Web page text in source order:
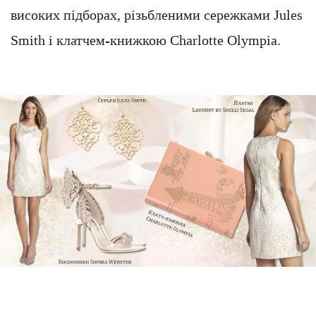
високих підборах, різьбленими сережками Jules
Smith і клатчем-книжкою Charlotte Olympia.